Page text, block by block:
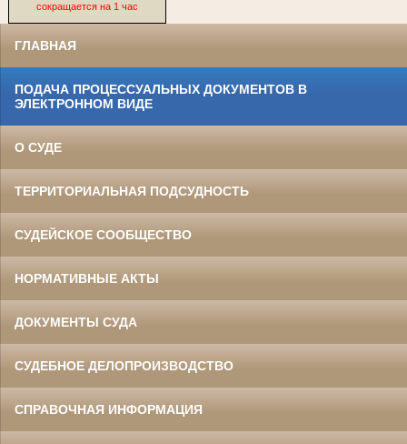
сокращается на 1 час
ГЛАВНАЯ
ПОДАЧА ПРОЦЕССУАЛЬНЫХ ДОКУМЕНТОВ В
ЭЛЕКТРОННОМ ВИДЕ
О СУДЕ
ТЕРРИТОРИАЛЬНАЯ ПОДСУДНОСТЬ
СУДЕЙСКОЕ СООБЩЕСТВО
НОРМАТИВНЫЕ АКТЫ
ДОКУМЕНТЫ СУДА
СУДЕБНОЕ ДЕЛОПРОИЗВОДСТВО
СПРАВОЧНАЯ ИНФОРМАЦИЯ